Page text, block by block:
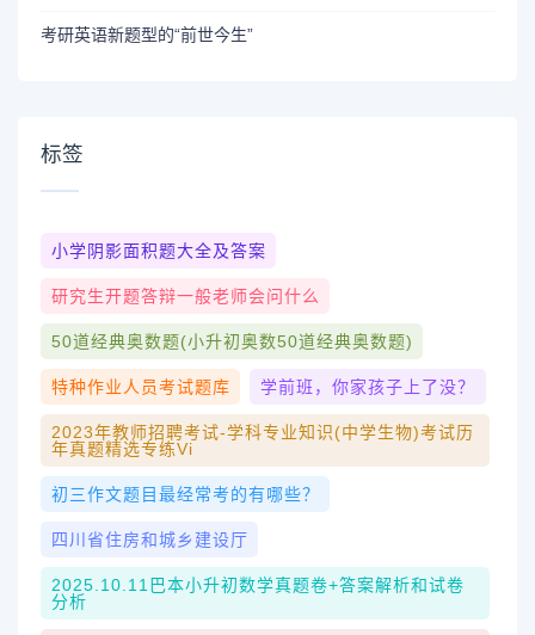
考研英语新题型的“前世今生”
标签
小学阴影面积题大全及答案
研究生开题答辩一般老师会问什么
50道经典奥数题(小升初奥数50道经典奥数题)
特种作业人员考试题库 学前班，你家孩子上了没？
2023年教师招聘考试-学科专业知识(中学生物)考试历
年真题精选专练vi
初三作文题目最经常考的有哪些？
四川省住房和城乡建设厅
2025.10.11巴本小升初数学真题卷+答案解析和试卷
分析